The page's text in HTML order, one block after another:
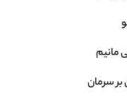
مانیم
بر سرمان